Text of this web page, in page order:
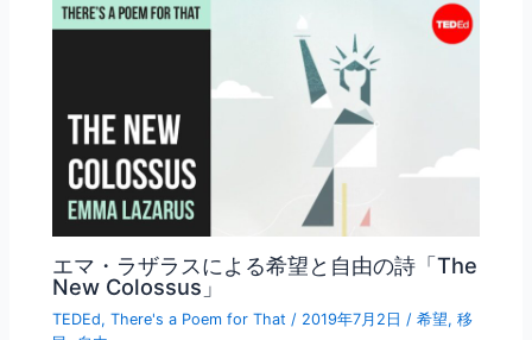
エマ・ラザラスによる希望と自由の詩「The
New Colossus」
TEDEd,There's a Poem for That / 2019年7月2日/希望,移